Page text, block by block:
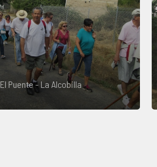
El Puente - La Alcobilla